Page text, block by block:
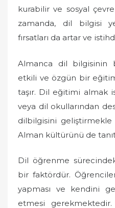
kurabilir ve sosyal
zamanda, dil bilgisi
fırsatları da artar ve
Almanca dil bilgisinin
etkili ve özgün bir
taşır. Dil eğitimi almak
veya dil okullarından
dilbilgisini geliştirmekle
Alman kültürünü de
Dil öğrenme
bir faktördür.
yapması ve kendini
etmesi gerekmektedir.